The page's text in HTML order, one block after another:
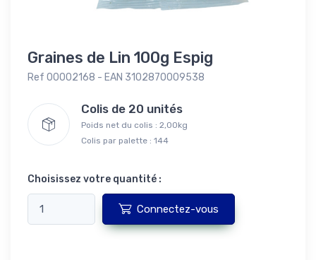
Graines de Lin 100g Espig
Ref 00002168 - EAN 3102870009538
Colis de 20 unités
Poids net du colis : 2,00kg
Colis par palette : 144
Choisissez votre quantité :
Connectez-vous